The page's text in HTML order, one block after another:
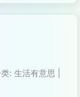
: 生活有意思